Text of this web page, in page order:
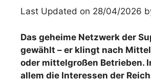
Last Updated on 28/04/2026
Das geheime Netzwerk der
gewählt – er klingt nach
oder mittelgroßen Betrieben.
allem die Interessen der